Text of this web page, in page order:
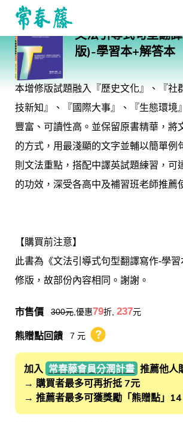
回常春藤首頁 文法引導式句型翻
版)-學習本+解答本
本增修版試題融入『歷史文化』、『社
技新知』、『國際大事』、『生態環境
豐富、可讀性高。並保留原書精華，將
的方式，用最淺顯的文字並輔以簡單例
則文法重點，搭配中譯英試題練習，可
的功效，深受各高中及補習班老師推薦
【購買前注意】
此書為《文法引導式句型翻譯寫作-學
修版，故部份內容相同。謝謝。
市售價 300元 ,優惠79折, 237元
熊贈點回饋 7 元 熊贈點回饋辦法
加入 常春藤會員分潤計畫 推薦他人
→ 購買者最多可再折抵 7元
→ 推薦者最多可獲獎勵「熊贈點」